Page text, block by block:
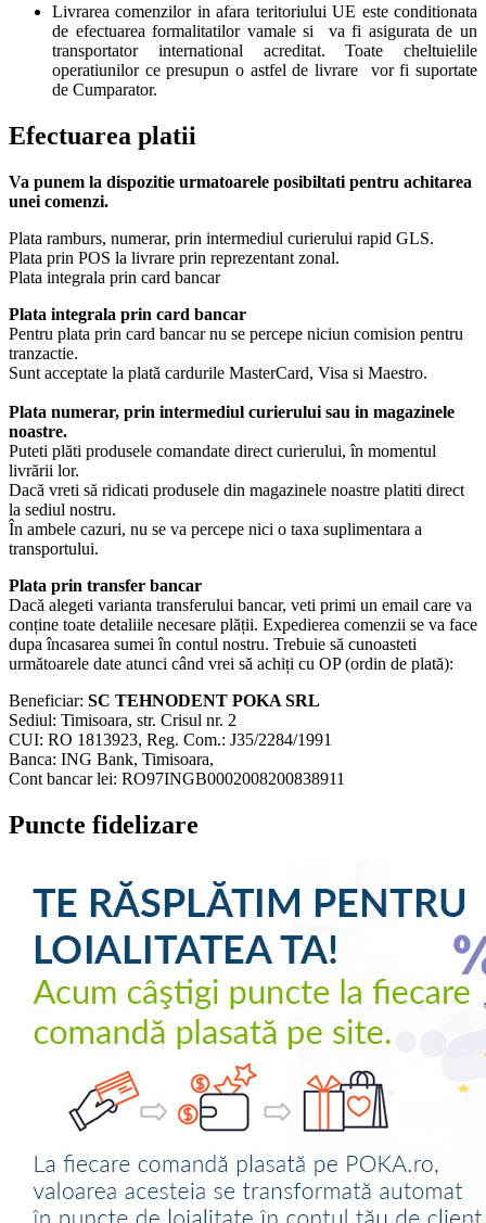
Livrarea comenzilor in afara teritoriului UE este conditionata
de efectuarea formalitatilor vamale si va fi asigurata de un
transportator international acreditat. Toate cheltuielile
operatiunilor ce presupun o astfel de livrare vor fi suportate
de Cumparator.
Efectuarea platii
Va punem la dispozitie urmatoarele posibiltati pentru achitarea
unei comenzi.
Plata ramburs, numerar, prin intermediul curierului rapid GLS.
Plata prin POS la livrare prin reprezentant zonal.
Plata integrala prin card bancar
Plata integrala prin card bancar
Pentru plata prin card bancar nu se percepe niciun comision pentru
tranzactie.
Sunt acceptate la plată cardurile MasterCard, Visa si Maestro.
Plata numerar, prin intermediul curierului sau in magazinele
noastre.
Puteti plăti produsele comandate direct curierului, în momentul
livrării lor.
Dacă vreti să ridicati produsele din magazinele noastre platiti direct
la sediul nostru.
În ambele cazuri, nu se va percepe nici o taxa suplimentara a
transportului.
Plata prin transfer bancar
Dacă alegeti varianta transferului bancar, veti primi un email care va
conține toate detaliile necesare plății. Expedierea comenzii se va face
dupa încasarea sumei în contul nostru. Trebuie să cunoasteti
următoarele date atunci când vrei să achiți cu OP (ordin de plată):
Beneficiar: SC TEHNODENT POKA SRL
Sediul: Timisoara, str. Crisul nr. 2
CUI: RO 1813923, Reg. Com.: J35/2284/1991
Banca: ING Bank, Timisoara,
Cont bancar lei: RO97INGB0002008200838911
Puncte fidelizare